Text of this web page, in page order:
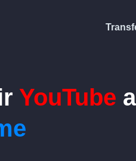
YouTube a